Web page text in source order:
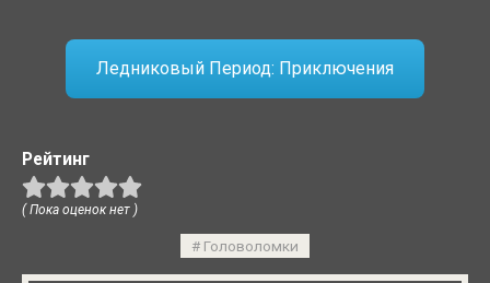
Ледниковый Период: Приключения
Рейтинг
( Пока оценок нет )
Головоломки